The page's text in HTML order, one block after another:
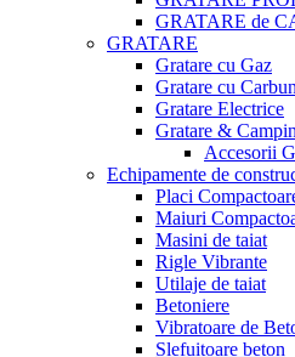
GRATARE de
GRATARE
Gratare cu Gaz
Gratare cu
Gratare Electrice
Gratare &
Accesorii
Echipamente de
Placi
Maiuri
Masini de taiat
Rigle Vibrante
Utilaje de taiat
Betoniere
Vibratoare de
Slefuitoare beton